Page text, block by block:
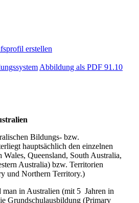
erstellen
Abbildung als PDF 91.10
Bildungs- bzw.
hauptsächlich den einzelnen
Wales, Queensland, South Australia,
Australia) bzw. Territorien
und Northern Territory.)
in Australien (mit 5 Jahren in
Grundschulausbildung (Primary